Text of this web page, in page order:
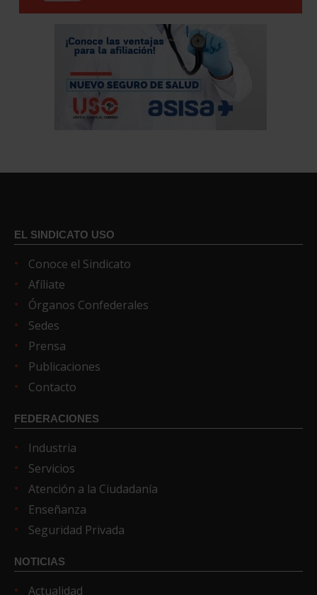
EL SINDICATO USO
Conoce el Sindicato
Afíliate
Órganos Confederales
Sedes
Prensa
Publicaciones
Contacto
FEDERACIONES
Industria
Servicios
Atención a la Ciudadanía
Enseñanza
Seguridad Privada
NOTICIAS
Actualidad